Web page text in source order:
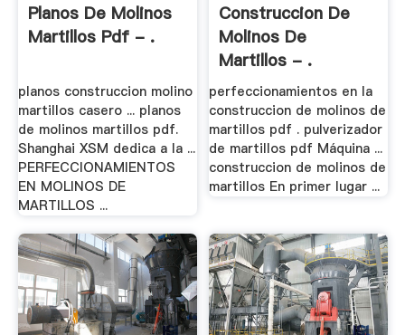
Planos De Molinos
Martillos Pdf - .
planos construccion molino
martillos casero ... planos
de molinos martillos pdf.
Shanghai XSM dedica a la ...
PERFECCIONAMIENTOS
EN MOLINOS DE
MARTILLOS ...
Construccion De
Molinos De
Martillos - .
perfeccionamientos en la
construccion de molinos de
martillos pdf . pulverizador
de martillos pdf Máquina ...
construccion de molinos de
martillos En primer lugar ...